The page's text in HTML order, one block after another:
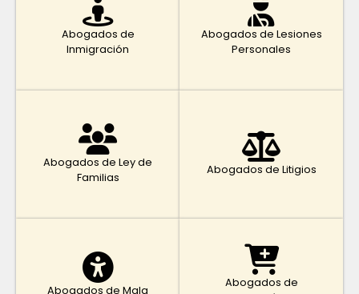
Abogados de
Inmigración
Abogados de Lesiones
Personales
Abogados de Ley de
Familias
Abogados de Litigios
Abogados de Mala
Abogados de